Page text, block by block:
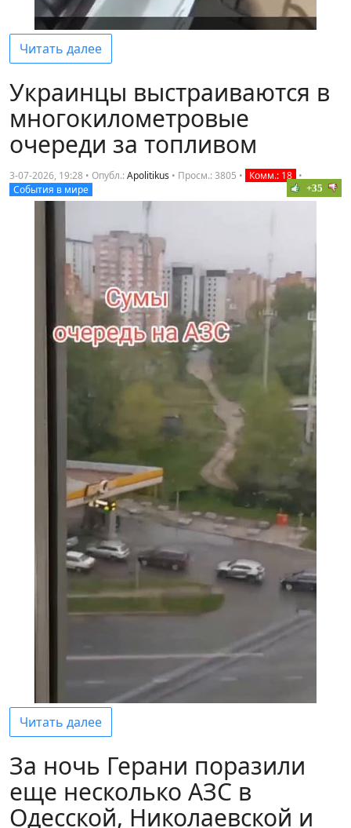
Читать далее
Украинцы выстраиваются в
многокилометровые
очереди за топливом
3-07-2026, 19:28 • Опубл.:Apolitikus • Просм.: 3805 • Комм.: 18 •
События в мире
+35
Читать далее
За ночь Герани поразили
еще несколько АЗС в
Одесской, Николаевской и